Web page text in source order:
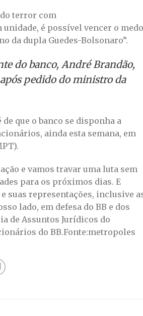
terror com
é possível vencer o medo
da dupla Guedes-Bolsonaro”.
do banco, André Brandão,
pedido do ministro da
que o banco se disponha a
ainda esta semana, em
e vamos travar uma luta sem
para os próximos dias. E
suas representações, inclusive
lado, em defesa do BB e dos
de Assuntos Jurídicos do
do BB.Fonte:metropoles